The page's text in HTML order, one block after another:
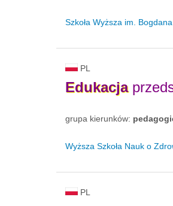
Szkoła Wyższa im.
PL
Edukacja
grupa kierunków:
Wyższa Szkoła Nauk o
PL